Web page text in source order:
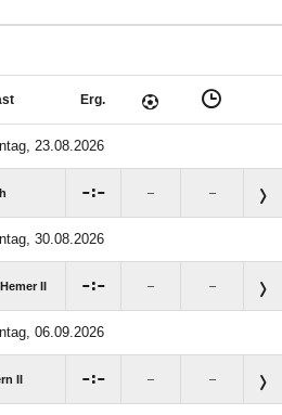
Erg.
23.08.2026
: – –
30.08.2026
II : – –
06.09.2026
II : – –